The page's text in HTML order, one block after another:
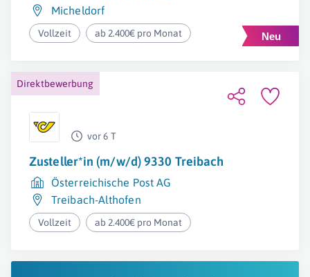
Micheldorf
Vollzeit ab 2.400€ pro Monat
Direktbewerbung
vor 6 T
Zusteller*in (m/w/d) 9330 Treibach
Österreichische Post AG
Treibach-Althofen
Vollzeit ab 2.400€ pro Monat